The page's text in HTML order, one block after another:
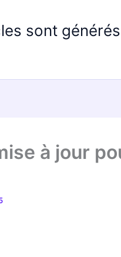
sont
à jour